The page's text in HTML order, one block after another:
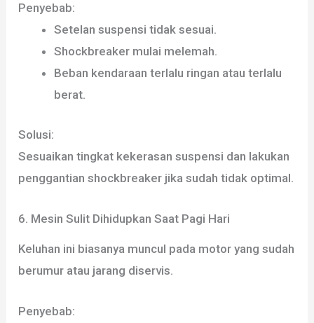
Penyebab:
Setelan suspensi tidak sesuai.
Shockbreaker mulai melemah.
Beban kendaraan terlalu ringan atau terlalu
berat.
Solusi:
Sesuaikan tingkat kekerasan suspensi dan lakukan
penggantian shockbreaker jika sudah tidak optimal.
6. Mesin Sulit Dihidupkan Saat Pagi Hari
Keluhan ini biasanya muncul pada motor yang sudah
berumur atau jarang diservis.
Penyebab: